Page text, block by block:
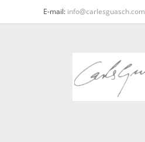
E-mail: info@carlesguasch.com